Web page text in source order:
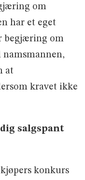
om
har et eget
begjæring om
at
kravet ikke
salgspant
konkurs